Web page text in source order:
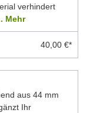
verhindert
Mehr
40,00 €*
aus 44 mm
Ihr